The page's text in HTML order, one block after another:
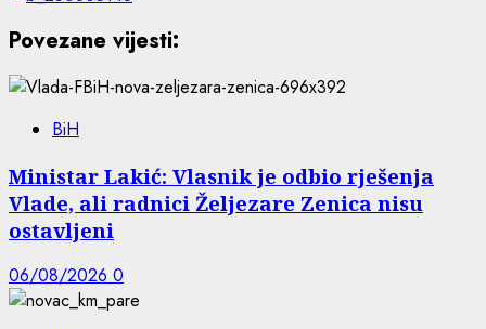
Povezane vijesti:
BiH
Ministar Lakić: Vlasnik je odbio rješenja
Vlade, ali radnici Željezare Zenica nisu
ostavljeni
06/08/2026 0